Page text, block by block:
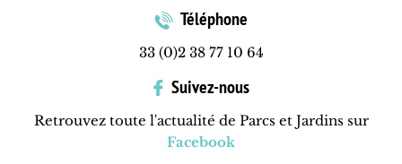
Téléphone
33 (0)2 38 77 10 64
Suivez-nous
Retrouvez toute l'actualité de Parcs et Jardins sur
Facebook